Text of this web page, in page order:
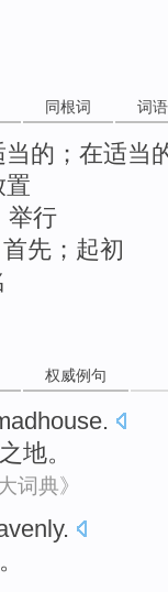
同根词 词
的；在适当
置
举行
首先；起初
权威例句
.
地。
词典》
.
。